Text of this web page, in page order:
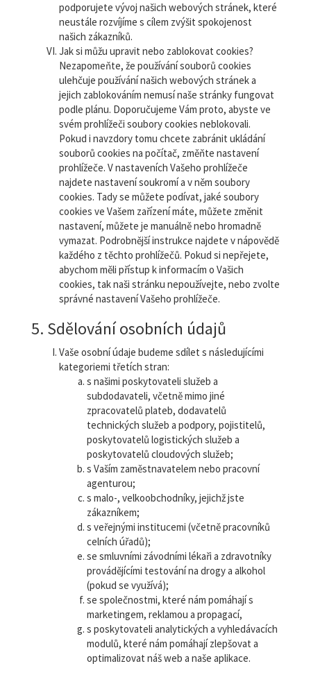
podporujete vývoj našich webových stránek, které
neustále rozvíjíme s cílem zvýšit spokojenost
našich zákazníků.
Jak si můžu upravit nebo zablokovat cookies?
Nezapomeňte, že používání souborů cookies
ulehčuje používání našich webových stránek a
jejich zablokováním nemusí naše stránky fungovat
podle plánu. Doporučujeme Vám proto, abyste ve
svém prohlížeči soubory cookies neblokovali.
Pokud i navzdory tomu chcete zabránit ukládání
souborů cookies na počítač, změňte nastavení
prohlížeče. V nastaveních Vašeho prohlížeče
najdete nastavení soukromí a v něm soubory
cookies. Tady se můžete podívat, jaké soubory
cookies ve Vašem zařízení máte, můžete změnit
nastavení, můžete je manuálně nebo hromadně
vymazat. Podrobnější instrukce najdete v nápovědě
každého z těchto prohlížečů. Pokud si nepřejete,
abychom měli přístup k informacím o Vašich
cookies, tak naši stránku nepoužívejte, nebo zvolte
správné nastavení Vašeho prohlížeče.
5. Sdělování osobních údajů
Vaše osobní údaje budeme sdílet s následujícími
kategoriemi třetích stran:
s našimi poskytovateli služeb a
subdodavateli, včetně mimo jiné
zpracovatelů plateb, dodavatelů
technických služeb a podpory, pojistitelů,
poskytovatelů logistických služeb a
poskytovatelů cloudových služeb;
s Vaším zaměstnavatelem nebo pracovní
agenturou;
s malo-, velkoobchodníky, jejichž jste
zákazníkem;
s veřejnými institucemi (včetně pracovníků
celních úřadů);
se smluvními závodními lékaři a zdravotníky
provádějícími testování na drogy a alkohol
(pokud se využívá);
se společnostmi, které nám pomáhají s
marketingem, reklamou a propagací,
s poskytovateli analytických a vyhledávacích
modulů, které nám pomáhají zlepšovat a
optimalizovat náš web a naše aplikace.